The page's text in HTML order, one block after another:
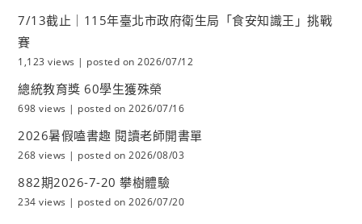
7/13截止｜115年臺北市政府衛生局「食安知識王」挑戰
賽
1,123 views | posted on 2026/07/12
總統教育獎 60學生獲殊榮
698 views | posted on 2026/07/16
2026暑假嗑書趣 閱讀老師開書單
268 views | posted on 2026/08/03
882期2026-7-20 攀樹體驗
234 views | posted on 2026/07/20